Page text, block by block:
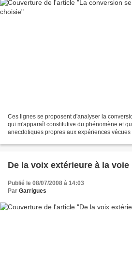
Ces lignes se proposent d'analyser la
qui m'apparaît constitutive du phénomène et
anecdotiques propres aux expériences
De la voix extérieure à la
Publié le 08/07/2008 à 14:03
Par Garrigues